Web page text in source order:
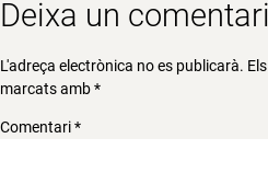
Deixa un comentari
L'adreça electrònica no es publicarà.
marcats amb*
Comentari*